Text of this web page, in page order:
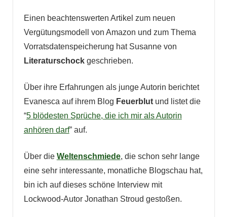
Einen beachtenswerten Artikel zum neuen
Vergütungsmodell von Amazon und zum Thema
Vorratsdatenspeicherung hat Susanne von
Literaturschockgeschrieben.
Über ihre Erfahrungen als junge Autorin berichtet
Evanesca auf ihrem Blog Feuerblutund listet die
“5 blödesten Sprüche, die ich mir als Autorin
anhören darf” auf.
Über die Weltenschmiede, die schon sehr lange
eine sehr interessante, monatliche Blogschau hat,
bin ich auf dieses schöne Interview mit
Lockwood-Autor Jonathan Stroud gestoßen.